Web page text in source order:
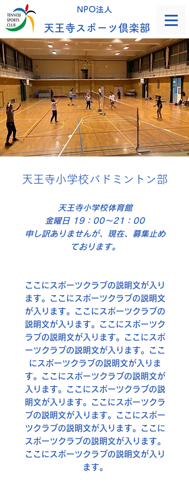
天王寺スポーツ倶楽部
NPO法人
天王寺小学校バドミントン部
天王寺小学校体育館
金曜日 19：00～21：00
申し訳ありませんが、現在、募集止め
ております。
ここにスポーツクラブの説明文が入り
ます。ここにスポーツクラブの説明文
が入ります。ここにスポーツクラブの
説明文が入ります。ここにスポーツク
ラブの説明文が入ります。ここにスポ
ーツクラブの説明文が入ります。ここ
にスポーツクラブの説明文が入りま
す。ここにスポーツクラブの説明文が
入ります。ここにスポーツクラブの説
明文が入ります。ここにスポーツクラ
ブの説明文が入ります。ここにスポー
ツクラブの説明文が入ります。ここに
スポーツクラブの説明文が入ります。
ここにスポーツクラブの説明文が入り
ます。